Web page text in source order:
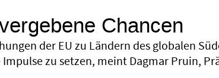
Chancen
der EU zu Ländern des globalen
zu setzen, meint Dagmar Pruin,